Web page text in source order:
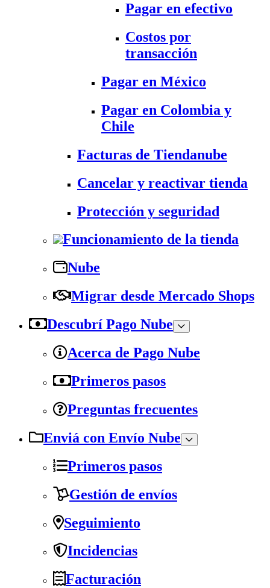
Pagar en efectivo
Costos por
transacción
Pagar en México
Pagar en Colombia y
Chile
Facturas de Tiendanube
Cancelar y reactivar tienda
Protección y seguridad
Funcionamiento de la tienda
Nube
Migrar desde Mercado Shops
Descubrí Pago Nube
Acerca de Pago Nube
Primeros pasos
Preguntas frecuentes
Enviá con Envío Nube
Primeros pasos
Gestión de envíos
Seguimiento
Incidencias
Facturación